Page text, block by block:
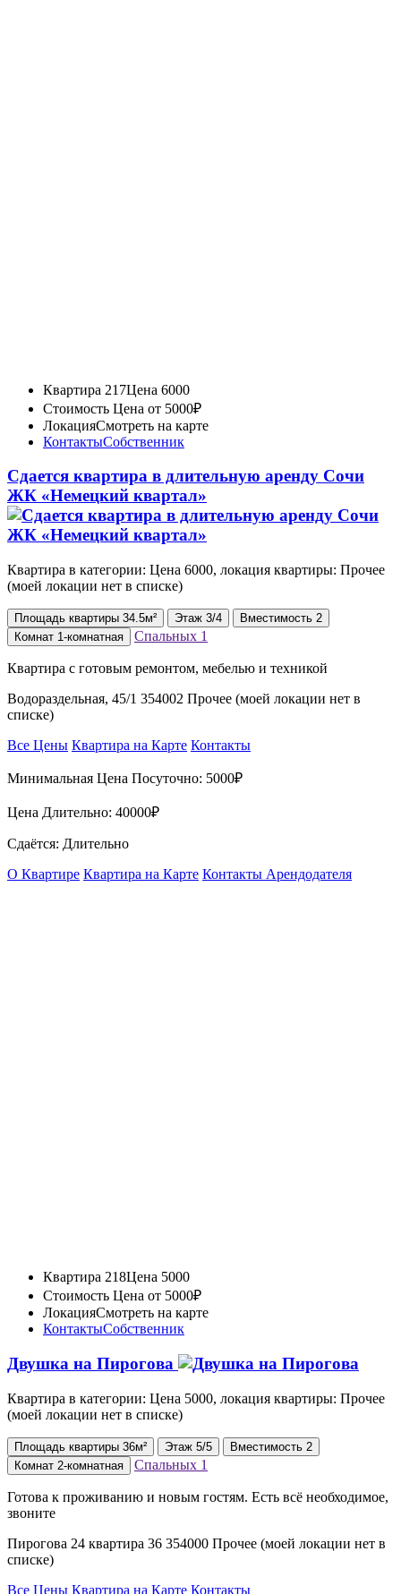
Квартира 217Цена 6000
Стоимость Цена от 5000₽
ЛокацияСмотреть на карте
КонтактыСобственник
Сдается квартира в длительную аренду Сочи
ЖК «Немецкий квартал»
Квартира в категории: Цена 6000, локация квартиры: Прочее
(моей локации нет в списке)
Площадь квартиры 34.5м² Этаж 3/4 Вместимость 2
Комнат 1-комнатная Спальных 1
Квартира с готовым ремонтом, мебелью и техникой
Водораздельная, 45/1 354002 Прочее (моей локации нет в
списке)
Все Цены Квартира на Карте Контакты
Минимальная Цена Посуточно: 5000₽
Цена Длительно: 40000₽
Сдаётся: Длительно
О Квартире Квартира на Карте Контакты Арендодателя
Квартира 218Цена 5000
Стоимость Цена от 5000₽
ЛокацияСмотреть на карте
КонтактыСобственник
Двушка на Пирогова
Квартира в категории: Цена 5000, локация квартиры: Прочее
(моей локации нет в списке)
Площадь квартиры 36м² Этаж 5/5 Вместимость 2
Комнат 2-комнатная Спальных 1
Готова к проживанию и новым гостям. Есть всё необходимое,
звоните
Пирогова 24 квартира 36 354000 Прочее (моей локации нет в
списке)
Все Цены Квартира на Карте Контакты